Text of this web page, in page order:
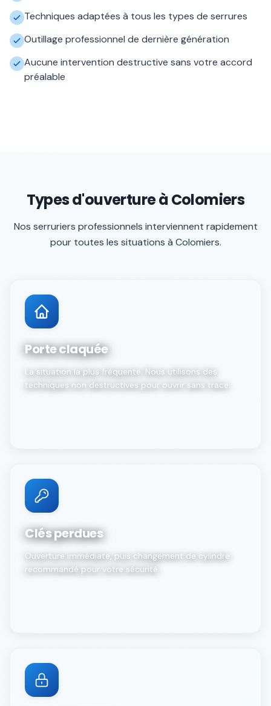
Techniques adaptées à tous les types de serrures
Outillage professionnel de dernière génération
Aucune intervention destructive sans votre accord
préalable
Types d'ouverture à Colomiers
Nos serruriers professionnels interviennent rapidement
pour toutes les situations à Colomiers.
Porte claquée
La situation la plus fréquente. Nous utilisons des
techniques non destructives pour ouvrir sans trace.
Clés perdues
Ouverture immédiate, puis changement de cylindre
recommandé pour votre sécurité.